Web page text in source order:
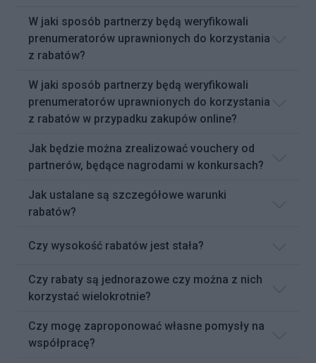
W jaki sposób partnerzy będą weryfikowali
prenumeratorów uprawnionych do korzystania
z rabatów?
W jaki sposób partnerzy będą weryfikowali
prenumeratorów uprawnionych do korzystania
z rabatów w przypadku zakupów online?
Jak będzie można zrealizować vouchery od
partnerów, będące nagrodami w konkursach?
Jak ustalane są szczegółowe warunki
rabatów?
Czy wysokość rabatów jest stała?
Czy rabaty są jednorazowe czy można z nich
korzystać wielokrotnie?
Czy mogę zaproponować własne pomysły na
współpracę?